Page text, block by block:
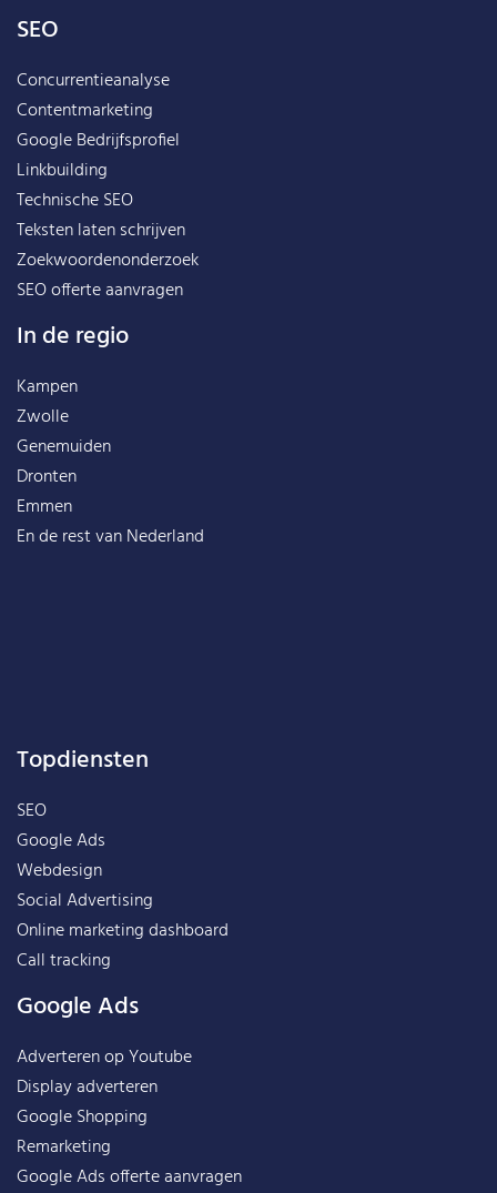
SEO
Concurrentieanalyse
Contentmarketing
Google Bedrijfsprofiel
Linkbuilding
Technische SEO
Teksten laten schrijven
Zoekwoordenonderzoek
SEO offerte aanvragen
In de regio
Kampen
Zwolle
Genemuiden
Dronten
Emmen
En de rest vanNederland
Topdiensten
SEO
Google Ads
Webdesign
Social Advertising
Online marketing dashboard
Call tracking
Google Ads
Adverteren op Youtube
Display adverteren
Google Shopping
Remarketing
Google Ads offerte aanvragen